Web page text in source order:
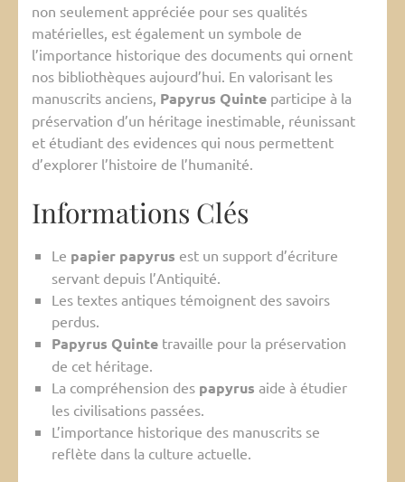
non seulement appréciée pour ses qualités
matérielles, est également un symbole de
l’importance historique des documents qui ornent
nos bibliothèques aujourd’hui. En valorisant les
manuscrits anciens, Papyrus Quinte participe à la
préservation d’un héritage inestimable, réunissant
et étudiant des evidences qui nous permettent
d’explorer l’histoire de l’humanité.
Informations Clés
Le papier papyrus est un support d’écriture
servant depuis l’Antiquité.
Les textes antiques témoignent des savoirs
perdus.
Papyrus Quinte travaille pour la préservation
de cet héritage.
La compréhension des papyrus aide à étudier
les civilisations passées.
L’importance historique des manuscrits se
reflète dans la culture actuelle.